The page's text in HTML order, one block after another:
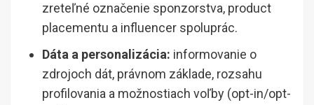
zreteľné označenie sponzorstva, product
placementu a influencer spoluprác.
Dáta a personalizácia: informovanie o
zdrojoch dát, právnom základe, rozsahu
profilovania a možnostiach voľby (opt-in/opt-